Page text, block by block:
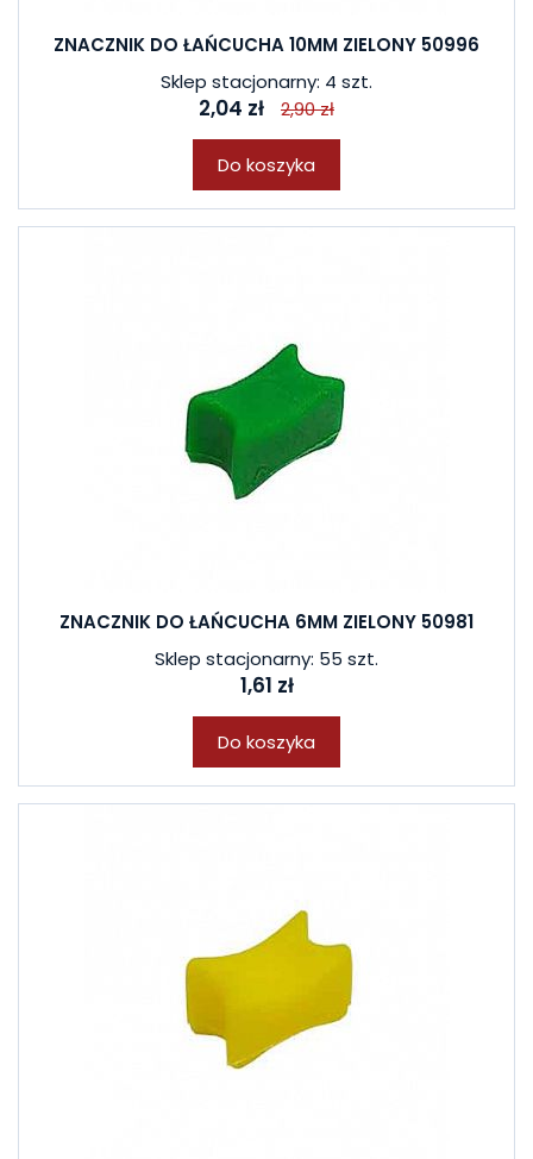
ZNACZNIK DO ŁAŃCUCHA 10MM ZIELONY 50996
Sklep stacjonarny: 4 szt.
2,04 zł 2,90 zł
Do koszyka
ZNACZNIK DO ŁAŃCUCHA 6MM ZIELONY 50981
Sklep stacjonarny: 55 szt.
1,61 zł
Do koszyka